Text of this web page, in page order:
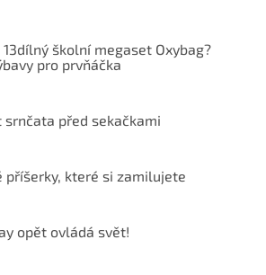
školní megaset Oxybag?
pro prvňáčka
srnčata před sekačkami
příšerky, které si zamilujete
opět ovládá svět!